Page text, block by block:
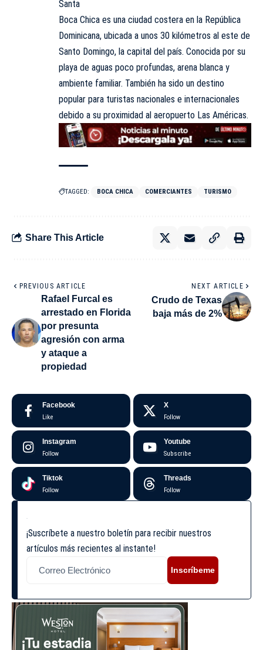
Santa
Boca Chica es una ciudad costera en la República
Dominicana, ubicada a unos 30 kilómetros al este de
Santo Domingo, la capital del país. Conocida por su
playa de aguas poco profundas, arena blanca y
ambiente familiar. También ha sido un destino
popular para turistas nacionales e internacionales
debido a su proximidad al aeropuerto Las Américas.
TAGGED: BOCA CHICA COMERCIANTES TURISMO
Share This Article
PREVIOUS ARTICLE
Rafael Furcal es
arrestado en Florida
por presunta
agresión con arma
y ataque a
propiedad
NEXT ARTICLE
Crudo de Texas
baja más de 2%
Facebook
Like
X
Follow
Instagram
Follow
Youtube
Subscribe
Tiktok
Follow
Threads
Follow
¡Suscríbete a nuestro boletín para recibir nuestros
artículos más recientes al instante!
Inscríbeme